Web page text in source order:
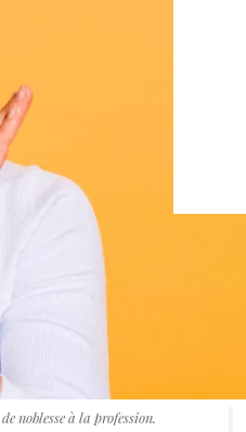
noblesse à la profession.